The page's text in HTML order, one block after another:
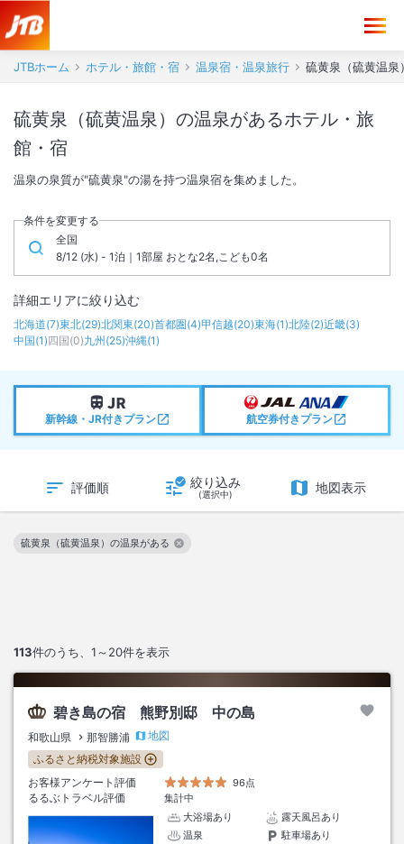
JTBホーム ホテル・旅館・宿 温泉宿・温泉旅行 硫黄泉（硫黄温泉
硫黄泉（硫黄温泉）の温泉があるホテル・旅
館・宿
温泉の泉質が"硫黄泉"の湯を持つ温泉宿を集めました。
条件を変更する
全国
8/12 (水) - 1泊｜1部屋 おとな2名,こども0名
詳細エリアに絞り込む
北海道(7)東北(29)北関東(20)首都圏(4)甲信越(20)東海(1)北陸(2)近畿(3)
中国(1)四国(0)九州 (25)沖縄(1)
新幹線・JR付きプラン 航空券付きプラン
評価順 絞り込み
(選択中) 地図表示
113件のうち、 1～20件を表示
硫黄泉（硫黄温泉）の温泉がある
この絞り込み条件を解除
碧き島の宿 熊野別邸 中の島
和歌山県 那智勝浦
地図
ふるさと納税対象施設
お客様アンケート評価
96点
るるぶトラベル評価
集計中
大浴場あり
露天風呂あり
温泉
駐車場あり